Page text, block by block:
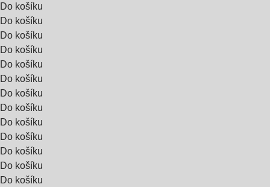
Do košíku
Do košíku
Do košíku
Do košíku
Do košíku
Do košíku
Do košíku
Do košíku
Do košíku
Do košíku
Do košíku
Do košíku
Do košíku